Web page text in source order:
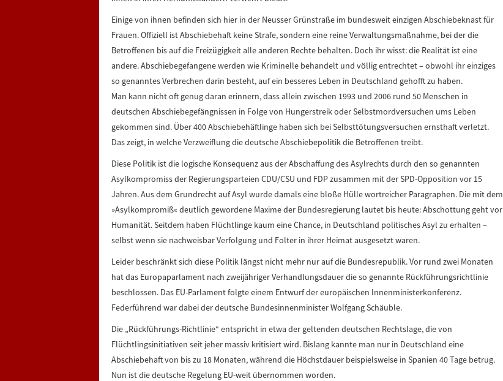
Einige von ihnen befinden sich hier in der Neusser Grünstraße im bundesweit einzigen Abschiebeknast für
Frauen. Offiziell ist Abschiebehaft keine Strafe, sondern eine reine Verwaltungsmaßnahme, bei der die
Betroffenen bis auf die Freizügigkeit alle anderen Rechte behalten. Doch ihr wisst: die Realität ist eine
andere. Abschiebegefangene werden wie Kriminelle behandelt und völlig entrechtet – obwohl ihr einziges
so genanntes Verbrechen darin besteht, auf ein besseres Leben in Deutschland gehofft zu haben.
Man kann nicht oft genug daran erinnern, dass allein zwischen 1993 und 2006 rund 50 Menschen in
deutschen Abschiebegefängnissen in Folge von Hungerstreik oder Selbstmordversuchen ums Leben
gekommen sind. Über 400 Abschiebehäftlinge haben sich bei Selbsttötungsversuchen ernsthaft verletzt.
Das zeigt, in welche Verzweiflung die deutsche Abschiebepolitik die Betroffenen treibt.
Diese Politik ist die logische Konsequenz aus der Abschaffung des Asylrechts durch den so genannten
Asylkompromiss der Regierungsparteien CDU/CSU und FDP zusammen mit der SPD-Opposition vor 15
Jahren. Aus dem Grundrecht auf Asyl wurde damals eine bloße Hülle wortreicher Paragraphen. Die mit dem
»Asylkompromiß« deutlich gewordene Maxime der Bundesregierung lautet bis heute: Abschottung geht vor
Humanität. Seitdem haben Flüchtlinge kaum eine Chance, in Deutschland politisches Asyl zu erhalten –
selbst wenn sie nachweisbar Verfolgung und Folter in ihrer Heimat ausgesetzt waren.
Leider beschränkt sich diese Politik längst nicht mehr nur auf die Bundesrepublik. Vor rund zwei Monaten
hat das Europaparlament nach zweijähriger Verhandlungsdauer die so genannte Rückführungsrichtlinie
beschlossen. Das EU-Parlament folgte einem Entwurf der europäischen Innenministerkonferenz.
Federführend war dabei der deutsche Bundesinnenminister Wolfgang Schäuble.
Die „Rückführungs-Richtlinie“ entspricht in etwa der geltenden deutschen Rechtslage, die von
Flüchtlingsinitiativen seit jeher massiv kritisiert wird. Bislang kannte man nur in Deutschland eine
Abschiebehaft von bis zu 18 Monaten, während die Höchstdauer beispielsweise in Spanien 40 Tage betrug.
Nun ist die deutsche Regelung EU-weit übernommen worden.